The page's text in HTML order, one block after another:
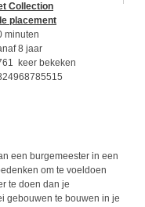
Collection
placement
minuten
8 jaar
keer bekeken
een burgemeester in een
om te voeldoen
te doen dan je
gebouwen te bouwen in je